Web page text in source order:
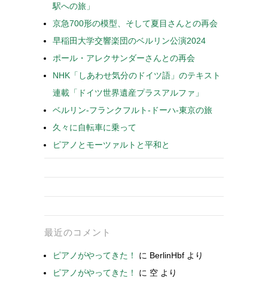
駅への旅」
京急700形の模型、そして夏目さんとの再会
早稲田大学交響楽団のベルリン公演2024
ポール・アレクサンダーさんとの再会
NHK「しあわせ気分のドイツ語」のテキスト
連載「ドイツ世界遺産プラスアルファ」
ベルリン-フランクフルト-ドーハ-東京の旅
久々に自転車に乗って
ピアノとモーツァルトと平和と
最近のコメント
ピアノがやってきた！ に BerlinHbf より
ピアノがやってきた！
に 空 より